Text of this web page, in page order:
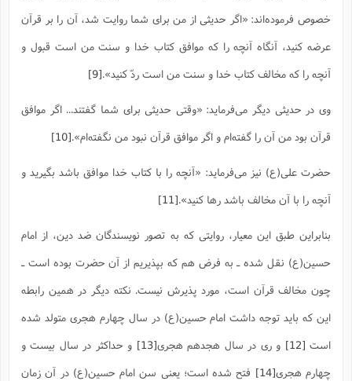
خصوص فرموده‌اند: «اگر حدیثى از من براى شما روایت شد، آن را بر قرآن
عرضه کنید، آنگاه آنچه را که موافق کتاب خدا و سنت من است قبول و
آنچه را که مخالف کتاب خدا و سنت من است ردّ کنید».‌[9]
وی در حدیثی دیگر می‌فرماید: «وقتی حدیثی برای شما گفتند... اگر موافق
قرآن بود من آن را گفته‌ام و اگر موافق قرآن نبود من نگفته‌ام‌».[10]
حضرت علی(ع) نیز می‌فرماید: «آنچه را با کتاب خدا موافق باشد بگیرید و
آنچه را با آن مخالف باشد رها کنید».[11]
بنابراین طبق این معیار، روایتی که به تصور نویسندگان ضد دین، از امام
حسین(ع) نقل شده ـ به فرض هم که بپذیریم از آن حضرت بوده است ـ
چون مخالف قرآن است، مورد پذیرش نیست. نکته دیگر در همین رابطه
این که باید توجه داشت امام حسین(ع) در سال چهارم هجری متولد شده
است
و ری در سال هجدهم هجری[13]
و حداکثر در سال بیست و
چهارم هجری[14]
فتح شده است؛ یعنی سن امام حسین(ع) در آن زمان